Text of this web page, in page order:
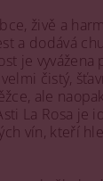
živě a
a dodává
je vyvážena
čistý,
ale
La Rosa je
vín, kteří